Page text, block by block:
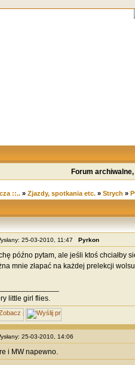
Forum
::..» Zjazdy, spotkania etc.» Strych »
25-03-2010, 11:47 Pyrkon
późno pytam, ale jeśli ktoś chciałby
mnie złapać na każdej prelekcji
little girl flies.
25-03-2010, 14:06
i MW napewno.